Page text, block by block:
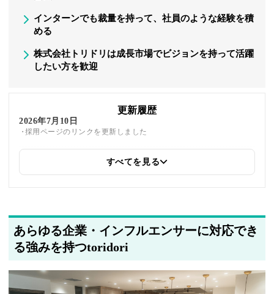
インターンでも裁量を持って、社員のような経験を積
める
株式会社トリドリは成長市場でビジョンを持って活躍
したい方を歓迎
更新履歴
2026年7月10日
採用ページのリンクを更新しました
同じトピックを紹介している「株式会社Minto、NAKED, INC.、株
2025年5月21日
筆者情報を更新しました
すべてを見る
あらゆる企業・インフルエンサーに対応でき
る強みを持つtoridori